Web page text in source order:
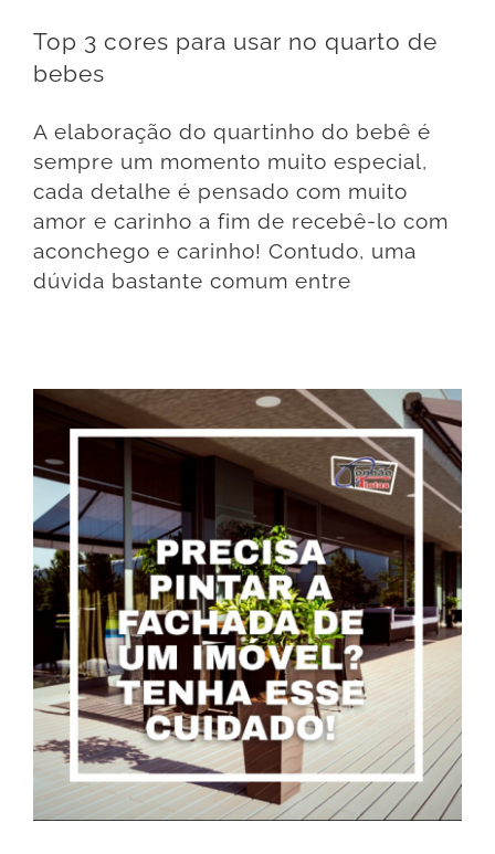
Top 3 cores para usar no quarto de
bebes
A elaboração do quartinho do bebê é
sempre um momento muito especial,
cada detalhe é pensado com muito
amor e carinho a fim de recebê-lo com
aconchego e carinho! Contudo, uma
dúvida bastante comum entre